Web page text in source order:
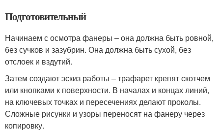
Подготовительный
Начинаем с осмотра фанеры – она должна быть ровной,
без сучков и зазубрин. Она должна быть сухой, без
отслоек и вздутий.
Затем создают эскиз работы – трафарет крепят скотчем
или кнопками к поверхности. В началах и концах линий,
на ключевых точках и пересечениях делают проколы.
Сложные рисунки и узоры переносят на фанеру через
копировку.